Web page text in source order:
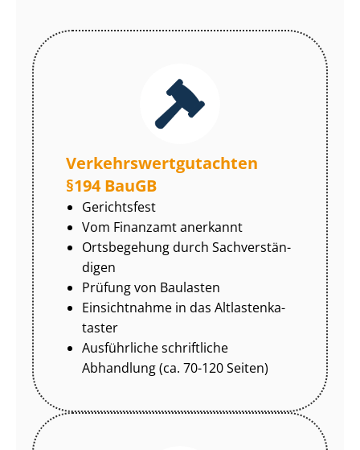
Ver­kehrs­wert­gut­ach­ten
§194 BauGB
Gerichtsfest
Vom Finanzamt anerkannt
Ortsbegehung durch Sach­ver­stän­
di­gen
Prüfung von Baulasten
Einsichtnahme in das Alt­las­ten­ka­
tas­ter
Ausführliche schriftliche
Abhandlung (ca. 70-120 Seiten)